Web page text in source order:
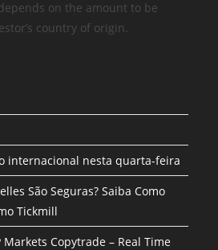
on the amount to be
country of origin.
internacional nesta quarta-feira
São Seguras? Saiba Como
Tickmill
Markets Copytrade – Real Time